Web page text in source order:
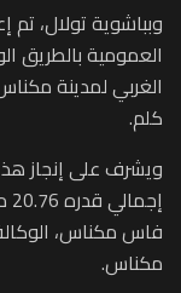
وبباشوية تولال، تم
كلم.
ويشرف على إنجاز
فاس مكناس،
مكناس.